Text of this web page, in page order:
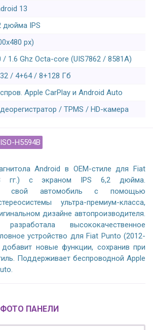
13
дюйма IPS
px)
/ 1.6 Ghz Octa-core (UIS7862 / 8581A)
/ 4+64 / 8+128 Гб
Apple CarPlay и Android Auto
/ TPMS / HD-камера
H5594B
Android в OEM-стиле для Fiat
гг.) с экраном IPS 6,2 дюйма.
свой автомобиль с помощью
ультра-премиум-класса,
дизайне автопроизводителя.
высококачественное
устройство для Fiat Punto (2012-
добавит новые функции, сохранив при
Поддерживает беспроводной Apple
ПАНЕЛИ